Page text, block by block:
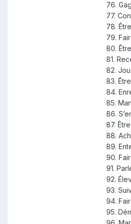
76.
77.
78.
79.
80.
81.
82.
83.
84.
85.
86.
87.
88.
89.
90.
91.
92.
93.
94.
95.